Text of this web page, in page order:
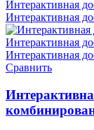
Сравнить